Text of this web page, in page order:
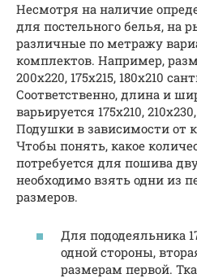
Несмотря на наличие
для постельного белья, на
различные по метражу
комплектов. Например,
200х220, 175х215, 180х210
Соответственно, длина и
варьируется 175х210,
Подушки в зависимости от
Чтобы понять, какое
потребуется для пошива
необходимо взять одни из
размеров.
Для пододеяльника
одной стороны,
размерам первой.